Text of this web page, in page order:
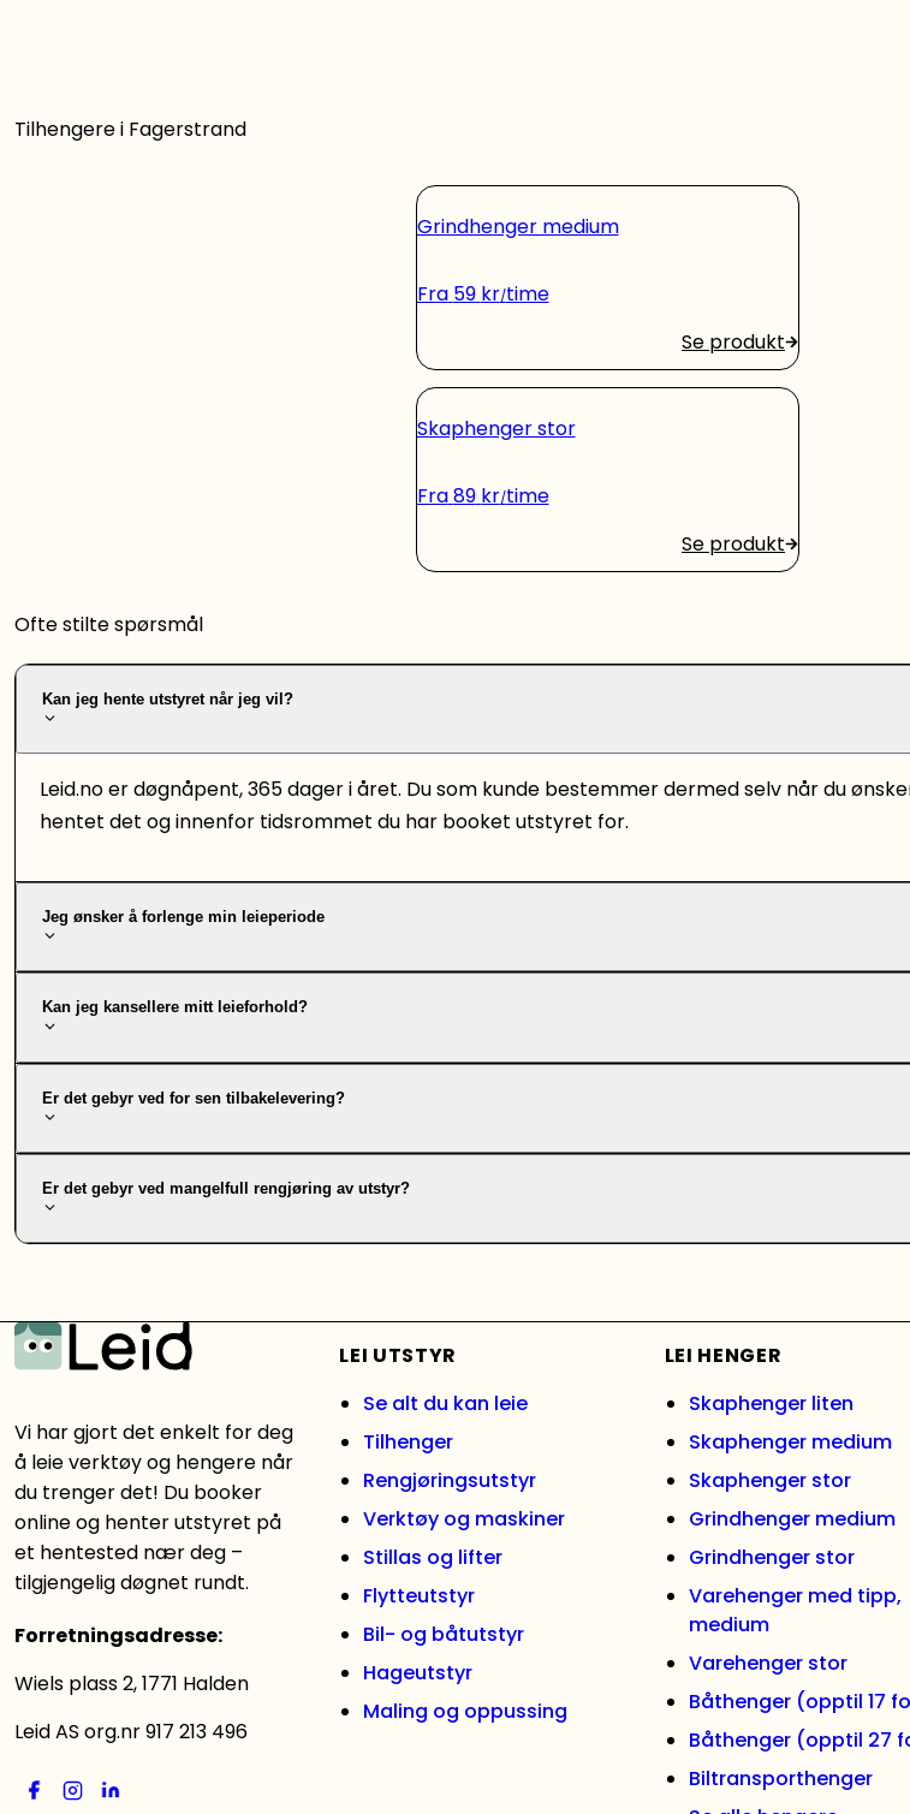
Tilhengere i Fagerstrand
Grindhenger medium
Fra 59 kr time
Se produkt
Skaphenger stor
Fra89 kr time
Se produkt
Ofte stilte spørsmål
Kan jeg hente utstyret når jeg vil?
Leid.no er døgnåpent, 365 dager i året. Du som kunde bestemmer dermed selv når du
hentet det og innenfor tidsrommet du har booket utstyret for.
Jeg ønsker å forlenge min leieperiode
Kan jeg kansellere mitt leieforhold?
Er det gebyr ved for sen tilbakelevering?
Er det gebyr ved mangelfull rengjøring av utstyr?
Vi har gjort det enkelt for deg
å leie verktøy og hengere når
du trenger det! Du booker
online og henter utstyret på
et hentested nær deg –
tilgjengelig døgnet rundt.
Forretningsadresse:
Wiels plass 2, 1771 Halden
Leid AS org.nr 917 213 496
LEI UTSTYR
Se alt du kan leie
Tilhenger
Rengjøringsutstyr
Verktøy og maskiner
Stillas og lifter
Flytteutstyr
Bil- og båtutstyr
Hageutstyr
Maling og oppussing
LEI HENGER
Skaphenger liten
Skaphenger medium
Skaphenger stor
Grindhenger medium
Grindhenger stor
Varehenger med tipp,
medium
Varehenger stor
Båthenger (opptil 17
Båthenger (opptil 27
Biltransporthenger